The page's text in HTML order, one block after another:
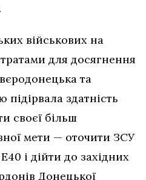
військових на
для досягнення
та
здатність
своєї більш
мети — оточити ЗСУ
і дійти до західних
Донецької